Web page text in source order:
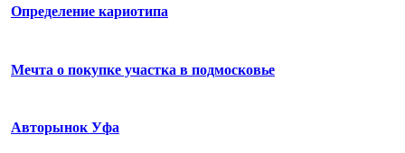
Определение кариотипа
Мечта о покупке участка в подмосковье
Авторынок Уфа